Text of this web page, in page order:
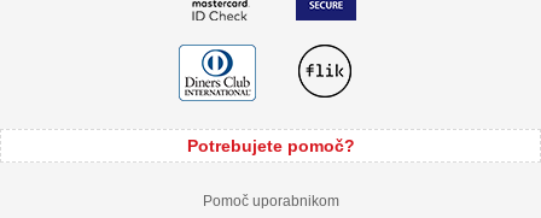
Potrebujete pomoč?
Pomoč uporabnikom